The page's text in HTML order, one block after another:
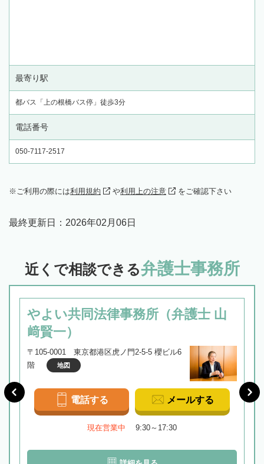
最寄り駅
都バス「上の根橋バス停」徒歩3分
電話番号
050-7117-2517
ご利用の際には利用規約 や利用上の注意 をご確認下さい
最終更新日： 2026年02月06日
近くで相談できる弁護士事務所
やよい共同法律事務所（弁護士 山
﨑賢一）
〒105-0001 東京都港区虎ノ門2-5-5 櫻ビル6
階
地図
電話する メールする
現在営業中 9:30～17:30